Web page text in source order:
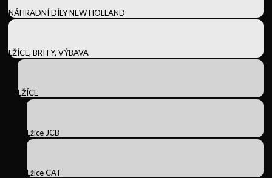
NÁHRADNÍ DÍLY NEW HOLLAND
LŽÍCE, BRITY, VÝBAVA
LŽÍCE
Lžíce JCB
Lžíce CAT